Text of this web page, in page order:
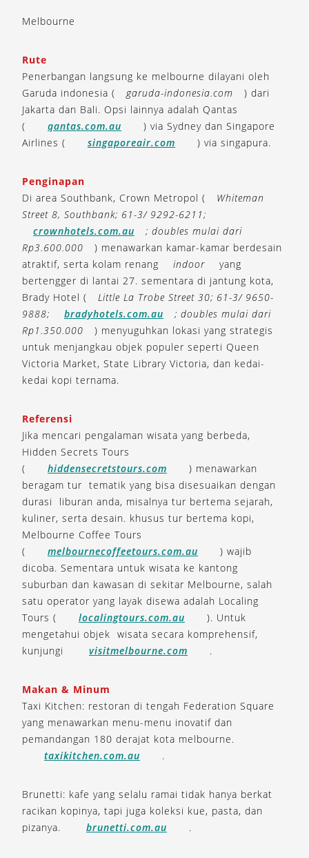
Melbourne
Rute
Penerbangan langsung ke melbourne dilayani oleh
Garuda indonesia (
garuda-indonesia.com
) dari
Jakarta dan Bali. Opsi lainnya adalah Qantas
(
qantas.com.au
) via Sydney dan Singapore
Airlines (
singaporeair.com ) via singapura.
Penginapan
Di area Southbank, Crown Metropol (
Whiteman
Street 8, Southbank; 61-3/ 9292-6211;
crownhotels.com.au
; doubles mulai dari
Rp3.600.000
) menawarkan kamar-kamar berdesain
atraktif, serta kolam renang
indoor
yang
bertengger di lantai 27. sementara di jantung kota,
Brady Hotel (
Little La Trobe Street 30; 61-3/ 9650-
9888;
bradyhotels.com.au
; doubles mulai dari
Rp1.350.000
) menyuguhkan lokasi yang strategis
untuk menjangkau objek populer seperti Queen
Victoria Market, State Library Victoria, dan kedai-
kedai kopi ternama.
Referensi
Jika mencari pengalaman wisata yang berbeda,
Hidden Secrets Tours
(
hiddensecretstours.com
) menawarkan
beragam tur tematik yang bisa disesuaikan dengan
durasi liburan anda, misalnya tur bertema sejarah,
kuliner, serta desain. khusus tur bertema kopi,
Melbourne Coffee Tours
(
melbournecoffeetours.com.au
) wajib
dicoba. Sementara untuk wisata ke kantong
suburban dan kawasan di sekitar Melbourne, salah
satu operator yang layak disewa adalah Localing
Tours (
localingtours.com.au
). Untuk
mengetahui objek wisata secara komprehensif,
kunjungi
visitmelbourne.com .
Makan & Minum
Taxi Kitchen: restoran di tengah Federation Square
yang menawarkan menu-menu inovatif dan
pemandangan 180 derajat kota melbourne.
taxikitchen.com.au
.
Brunetti: kafe yang selalu ramai tidak hanya berkat
racikan kopinya, tapi juga koleksi kue, pasta, dan
pizanya.
brunetti.com.au .